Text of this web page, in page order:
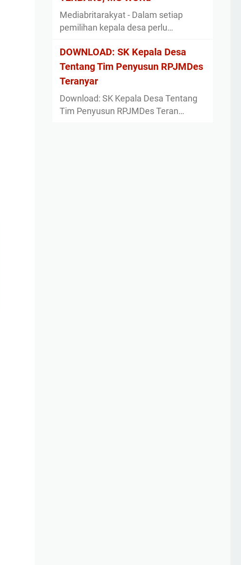
Mediabritarakyat - Dalam setiap
pemilihan kepala desa perlu…
DOWNLOAD: SK Kepala Desa
Tentang Tim Penyusun RPJMDes
Teranyar
Download: SK Kepala Desa Tentang
Tim Penyusun RPJMDes Teran…